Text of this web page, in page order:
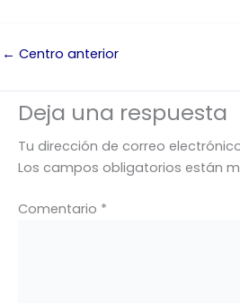
← Centro anterior
Deja una respuesta
Tu dirección de correo
Los campos obligatorios están
Comentario *